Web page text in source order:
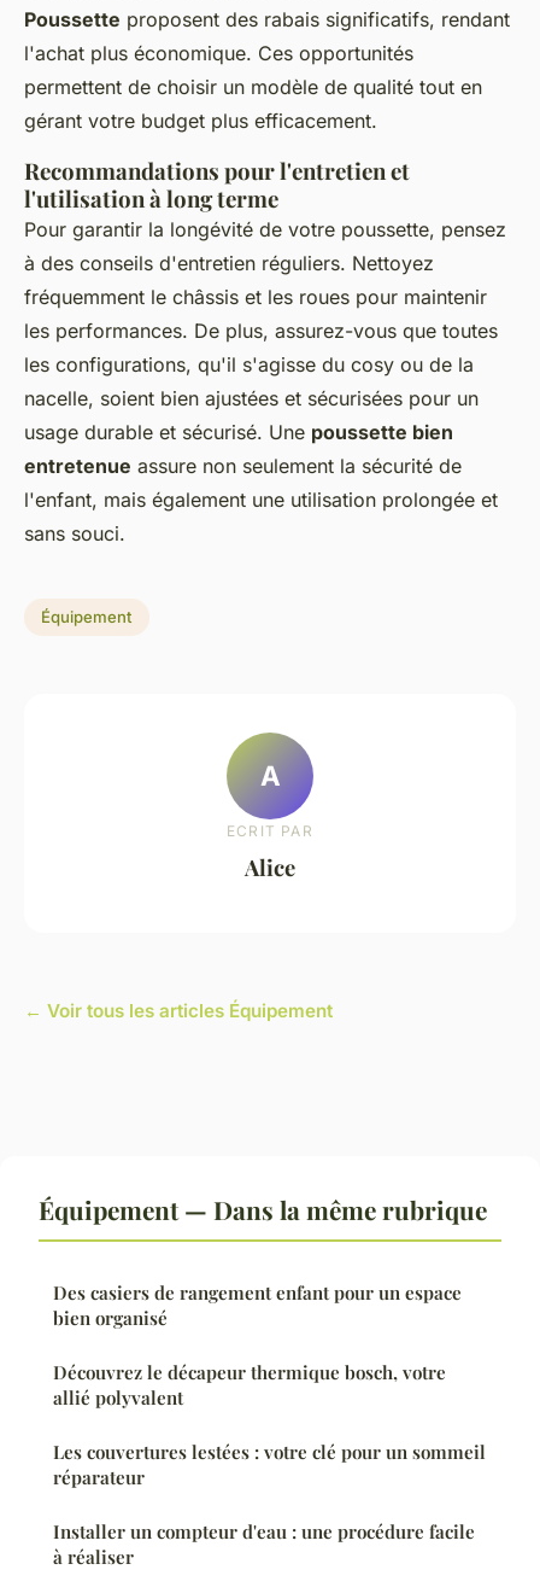
Poussette proposent des rabais significatifs, rendant
l'achat plus économique. Ces opportunités
permettent de choisir un modèle de qualité tout en
gérant votre budget plus efficacement.
Recommandations pour l'entretien et
l'utilisation à long terme
Pour garantir la longévité de votre poussette, pensez
à des conseils d'entretien réguliers. Nettoyez
fréquemment le châssis et les roues pour maintenir
les performances. De plus, assurez-vous que toutes
les configurations, qu'il s'agisse du cosy ou de la
nacelle, soient bien ajustées et sécurisées pour un
usage durable et sécurisé. Une poussette bien
entretenue assure non seulement la sécurité de
l'enfant, mais également une utilisation prolongée et
sans souci.
Équipement
A
ECRIT PAR
Alice
← Voir tous les articles Équipement
Équipement — Dans la même rubrique
Des casiers de rangement enfant pour un espace
bien organisé
Découvrez le décapeur thermique bosch, votre
allié polyvalent
Les couvertures lestées : votre clé pour un sommeil
réparateur
Installer un compteur d'eau : une procédure facile
à réaliser